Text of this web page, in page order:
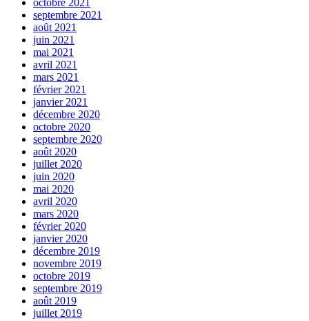
septembre 2021
août 2021
juin 2021
mai 2021
avril 2021
mars 2021
février 2021
janvier 2021
décembre 2020
octobre 2020
septembre 2020
août 2020
juillet 2020
juin 2020
mai 2020
avril 2020
mars 2020
février 2020
janvier 2020
décembre 2019
novembre 2019
octobre 2019
septembre 2019
août 2019
juillet 2019